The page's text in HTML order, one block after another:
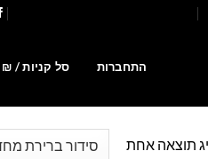
התחברות סל קניות / ₪
תוצאה אחת